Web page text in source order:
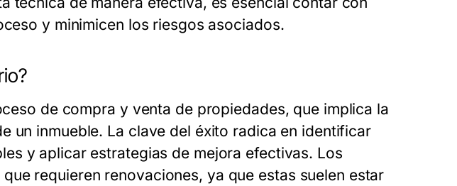
y minimicen los riesgos asociados.
de compra y venta de propiedades, que implica la
un inmueble. La clave del éxito radica en identificar
y aplicar estrategias de mejora efectivas. Los
requieren renovaciones, ya que estas suelen estar